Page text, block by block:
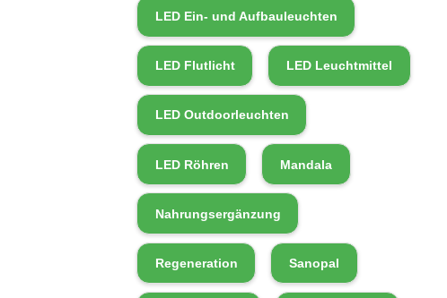
LED Ein- und Aufbauleuchten
LED Flutlicht LED Leuchtmittel
LED Outdoorleuchten
LED Röhren Mandala
Nahrungsergänzung
Regeneration Sanopal